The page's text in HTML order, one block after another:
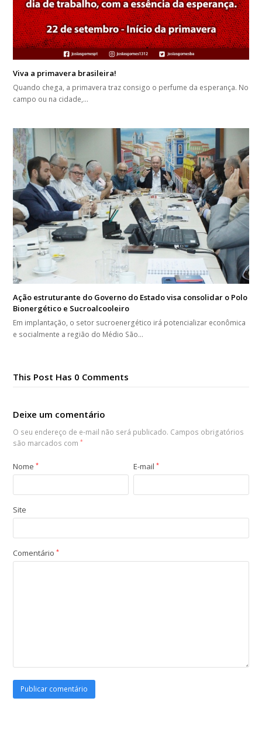
Viva a primavera brasileira!
Quando chega, a primavera traz consigo o perfume da esperança. No
campo ou na cidade,…
Ação estruturante do Governo do Estado visa consolidar o Polo
Bionergético e Sucroalcooleiro
Em implantação, o setor sucroenergético irá potencializar econômica
e socialmente a região do Médio São…
This Post Has 0 Comments
Deixe um comentário
O seu endereço de e-mail não será publicado. Campos obrigatórios
são marcados com*
Nome* E-mail*
Site
Comentário*